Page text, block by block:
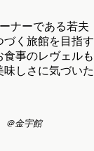
ナーである若夫
く旅館を目指す
事のレヴェルも
しさに気づいた
＠金宇館